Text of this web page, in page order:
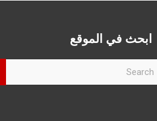
ابحث في الموقع